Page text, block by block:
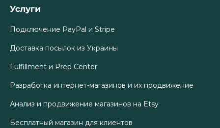
Услуги
Подключение PayPal и Stripe
Доставка посылок из Украины
Fulfillment и Prep Center
Разработка интернет-магазинов и их продвижение
Анализ и продвижение магазинов на Etsy
Бесплатный магазин для клиентов